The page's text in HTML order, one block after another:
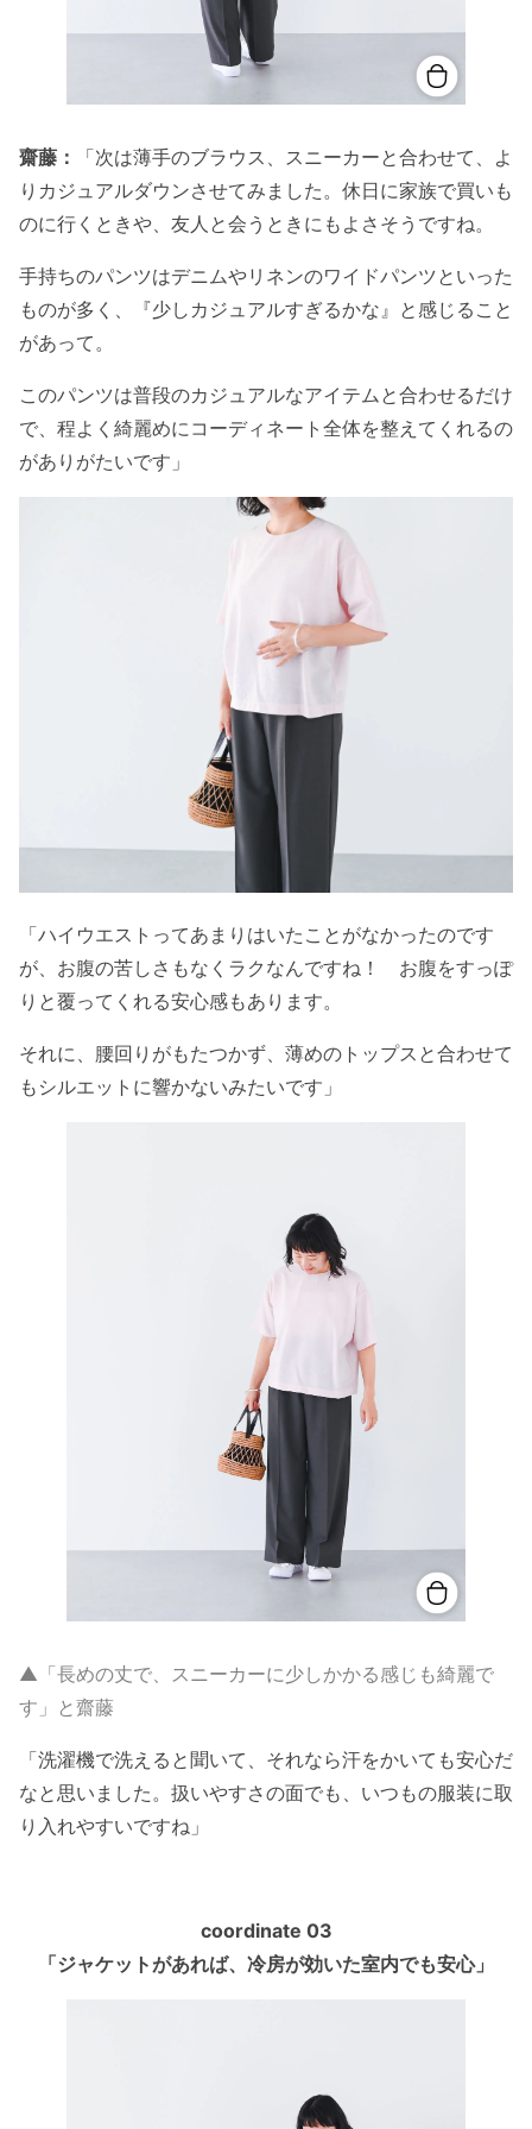
齋藤：
「次は薄手のブラウス、スニーカーと合わせて、よ
りカジュアルダウンさせてみました。休日に家族で買いも
のに行くときや、友人と会うときにもよさそうですね。
手持ちのパンツはデニムやリネンのワイドパンツといった
ものが多く、『少しカジュアルすぎるかな』と感じること
があって。
このパンツは普段のカジュアルなアイテムと合わせるだけ
で、程よく綺麗めにコーディネート全体を整えてくれるの
がありがたいです」
「ハイウエストってあまりはいたことがなかったのです
が、お腹の苦しさもなくラクなんですね！ お腹をすっぽ
りと覆ってくれる安心感もあります。
それに、腰回りがもたつかず、薄めのトップスと合わせて
もシルエットに響かないみたいです」
▲「長めの丈で、スニーカーに少しかかる感じも綺麗で
す」と齋藤
「洗濯機で洗えると聞いて、それなら汗をかいても安心だ
なと思いました。扱いやすさの面でも、いつもの服装に取
り入れやすいですね」
coordinate 03
「ジャケットがあれば、冷房が効いた室内でも安心」